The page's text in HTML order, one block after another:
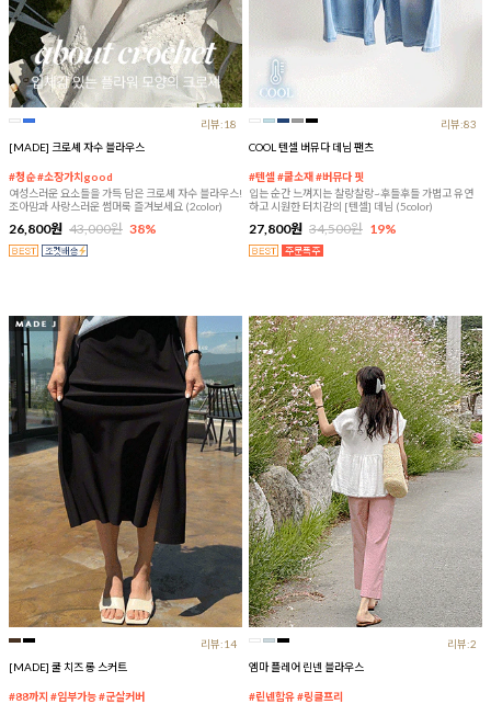
리뷰:18
[MADE] 크로셰 자수 블라우스
#청순 #소장가치good
여성스러운 요소들을 가득 담은 크로셰 자수 블라우스!
조아맘과 사랑스러운 썸머룩 즐겨보세요 (2color)
26,800원 43,000원 38%
리뷰:83
COOL 텐셀 버뮤다 데님 팬츠
#텐셀 #쿨소재 #버뮤다 핏
입는 순간 느껴지는 찰랑찰랑~후들후들 가볍고 유연
하고 시원한 터치감의 [텐셀] 데님 (5color)
27,800원 34,500원 19%
리뷰:14
[MADE] 쿨 치즈 롱 스커트
#88까지 #임부가능 #군살커버
리뷰:2
엠마 플레어 린넨 블라우스
#린넨함유 #링클프리